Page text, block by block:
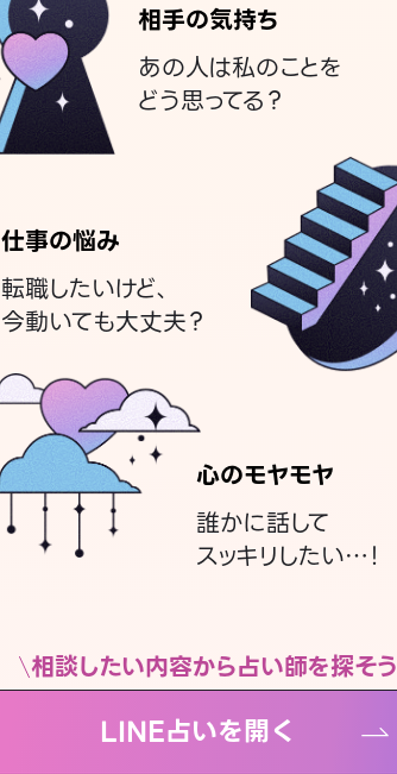
相手の気持ち
あの人は私のことを
どう思ってる？
仕事の悩み
転職したいけど、
今動いても大丈夫？
心のモヤモヤ
誰かに話して
スッキリしたい…！
相談したい内容から占い師を探そう
LINE占いを開く